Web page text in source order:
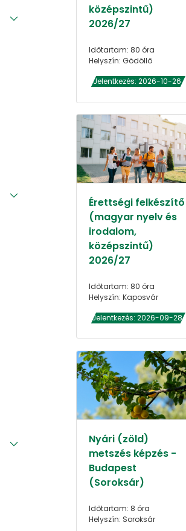
középszintű)
2026/27
Időtartam: 80 óra
Helyszín: Gödöllő
Jelentkezés: 2026-10-26
Érettségi felkészítő
(magyar nyelv és
irodalom,
középszintű)
2026/27
Időtartam: 80 óra
Helyszín: Kaposvár
Jelentkezés: 2026-09-28
Nyári (zöld)
metszés képzés -
Budapest
(Soroksár)
Időtartam: 8 óra
Helyszín: Soroksár